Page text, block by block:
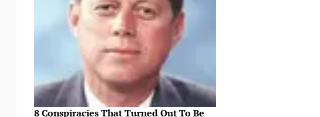
8 Conspiracies That Turned Out To Be